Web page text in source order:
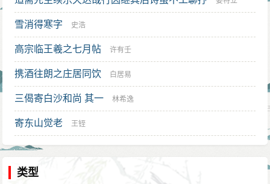
雪消得寒字 史浩
高宗临王羲之七月帖 许有壬
携酒往朗之庄居同饮 白居易
三偈寄白沙和尚 其一 林希逸
寄东山觉老 王铚
类型